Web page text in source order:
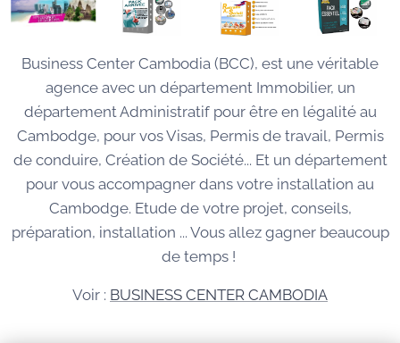
Business Center Cambodia (BCC), est une véritable
agence avec un département Immobilier, un
département Administratif pour être en légalité au
Cambodge, pour vos Visas, Permis de travail, Permis
de conduire, Création de Société... Et un département
pour vous accompagner dans votre installation au
Cambodge. Etude de votre projet, conseils,
préparation, installation ... Vous allez gagner beaucoup
de temps !
Voir : BUSINESS CENTER CAMBODIA